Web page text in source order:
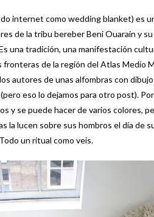
internet como wedding blanket) es
de la tribu bereber Beni Ouarain y
una tradición, una manifestación
fronteras de la región del Atlas Medio
autores de unas alfombras con
eso lo dejamos para otro post).
y se puede hacer de varios colores,
la lucen sobre sus hombros el día de
un ritual como veis.